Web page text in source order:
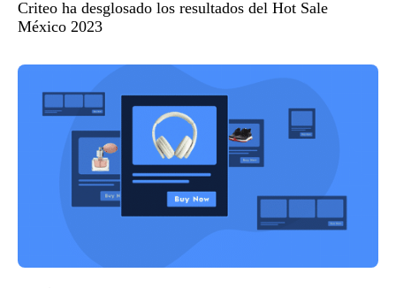
Criteo ha desglosado los resultados del Hot Sale
México 2023